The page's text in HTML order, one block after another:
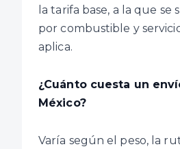
la tarifa base, a la que se
por combustible y
aplica.
¿Cuánto cuesta un
México?
Varía según el peso, la